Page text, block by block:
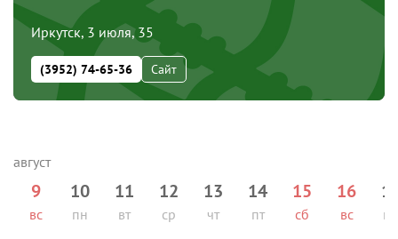
Иркутск, 3 июля, 35
(3952) 74-65-36 Сайт
9
вс
10
пн
11
вт
12
ср
13
чт
14
пт
15
сб
16
вс пн